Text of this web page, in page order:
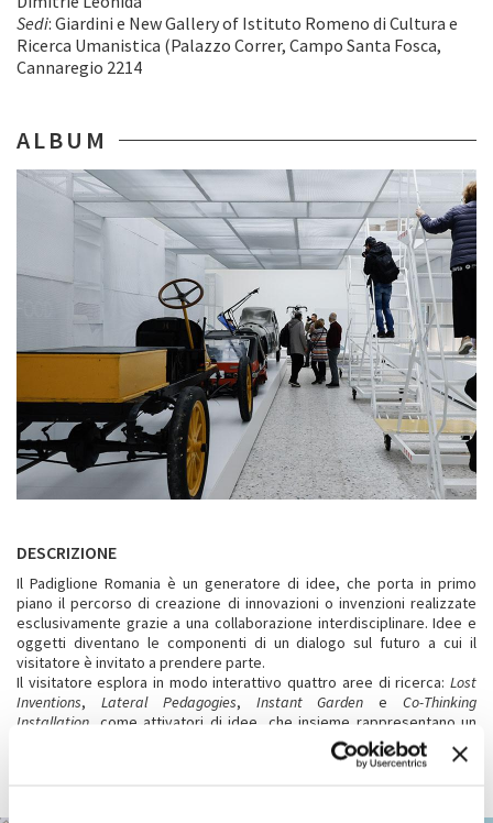
Sedi: Giardini e New Gallery of Istituto Romeno di Cultura e
Ricerca Umanistica (Palazzo Correr, Campo Santa Fosca,
Cannaregio 2214
ALBUM
DESCRIZIONE
Il Padiglione Romania è un generatore di idee, che porta in primo
piano il percorso di creazione di innovazioni o invenzioni realizzate
esclusivamente grazie a una collaborazione interdisciplinare. Idee e
oggetti diventano le componenti di un dialogo sul futuro a cui il
visitatore è invitato a prendere parte.
Il visitatore esplora in modo interattivo quattro aree di ricerca: Lost
Inventions, Lateral Pedagogies, Instant Garden eCo-Thinking
Installation , come attivatori di idee, che insieme rappresentano un
modo di educare attraverso la ricerca, l’innovazione e l’attivazione
sociale, viste come nuove soluzioni per rispondere a un futuro